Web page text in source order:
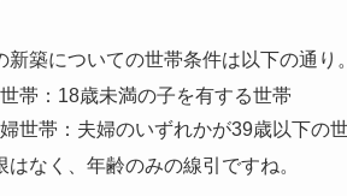
新築についての世帯条件は以下の通り。
帯：18歳未満の子を有する世帯
世帯：夫婦のいずれかが39歳以下の
はなく、年齢のみの線引ですね。